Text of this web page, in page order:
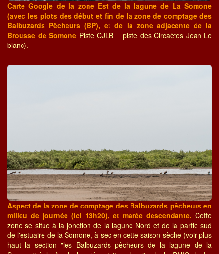
Carte Google de la zone Est de la lagune de La Somone
(avec les plots des début et fin de la zone de comptage des
Balbuzards Pêcheurs (BP), et de la zone adjacente de la
Brousse de Somone Piste CJLB = piste des Circaètes Jean Le
blanc).
Aspect de la zone de comptage des Balbuzards pêcheurs en
milieu de journée (ici 13h20), et marée descendante. Cette
zone se situe à la jonction de la lagune Nord et de la partie sud
de l'estuaire de la Somone, à sec en cette saison sèche (voir plus
haut la section "les Balbuzards pêcheurs de la lagune de la